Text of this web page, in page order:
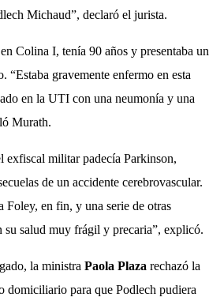
Michaud”, declaró el jurista.
Colina I, tenía 90 años y presentaba un
“Estaba gravemente enfermo en esta
en la UTI con una neumonía y una
Murath.
exfiscal militar padecía Parkinson,
de un accidente cerebrovascular.
Foley, en fin, y una serie de otras
su salud muy frágil y precaria”, explicó.
la ministra Paola Plaza rechazó la
domiciliario para que Podlech pudiera